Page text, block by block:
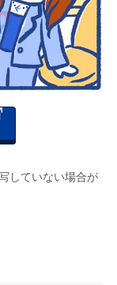
していない場合が